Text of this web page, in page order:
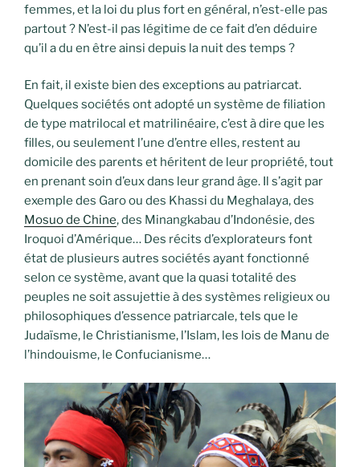
femmes, et la loi du plus fort en général, n’est-elle pas
partout ? N’est-il pas légitime de ce fait d’en déduire
qu’il a du en être ainsi depuis la nuit des temps ?
En fait, il existe bien des exceptions au patriarcat.
Quelques sociétés ont adopté un système de filiation
de type matrilocal et matrilinéaire, c’est à dire que les
filles, ou seulement l’une d’entre elles, restent au
domicile des parents et héritent de leur propriété, tout
en prenant soin d’eux dans leur grand âge. Il s’agit par
exemple des Garo ou des Khassi du Meghalaya, des
Mosuo de Chine, des Minangkabau d’Indonésie, des
Iroquoi d’Amérique… Des récits d’explorateurs font
état de plusieurs autres sociétés ayant fonctionné
selon ce système, avant que la quasi totalité des
peuples ne soit assujettie à des systèmes religieux ou
philosophiques d’essence patriarcale, tels que le
Judaïsme, le Christianisme, l’Islam, les lois de Manu de
l’hindouisme, le Confucianisme…